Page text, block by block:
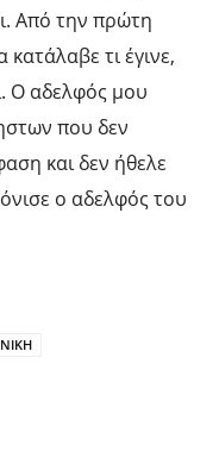
Από την πρώτη
κατάλαβε τι έγινε,
Ο αδελφός μου
που δεν
και δεν ήθελε
ο αδελφός του